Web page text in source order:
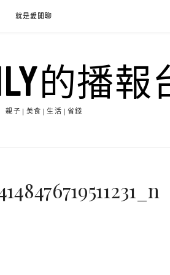
就是愛閒聊
的播報
親子|美食|生活|省錢